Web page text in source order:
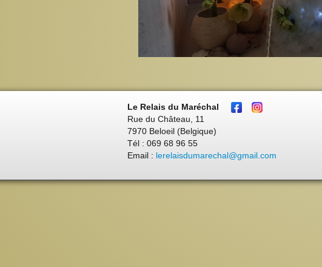
Le Relais du Maréchal
Rue du Château, 11
7970 Beloeil (Belgique)
Tél : 069 68 96 55
Email : lerelaisdumarechal@gmail.com